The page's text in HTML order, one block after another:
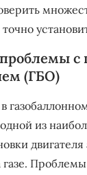
с
(ГБО)
из
Проблемы